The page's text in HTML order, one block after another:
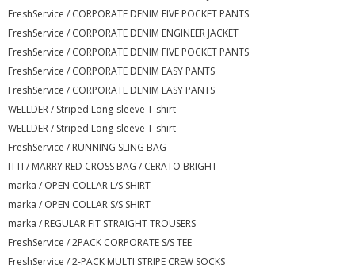
FreshService / CORPORATE DENIM FIVE POCKET PANTS
FreshService / CORPORATE DENIM ENGINEER JACKET
FreshService / CORPORATE DENIM FIVE POCKET PANTS
FreshService / CORPORATE DENIM EASY PANTS
FreshService / CORPORATE DENIM EASY PANTS
WELLDER / Striped Long-sleeve T-shirt
WELLDER / Striped Long-sleeve T-shirt
FreshService / RUNNING SLING BAG
ITTI / MARRY RED CROSS BAG / CERATO BRIGHT
marka / OPEN COLLAR L/S SHIRT
marka / OPEN COLLAR S/S SHIRT
marka / REGULAR FIT STRAIGHT TROUSERS
FreshService / 2PACK CORPORATE S/S TEE
FreshService / 2-PACK MULTI STRIPE CREW SOCKS